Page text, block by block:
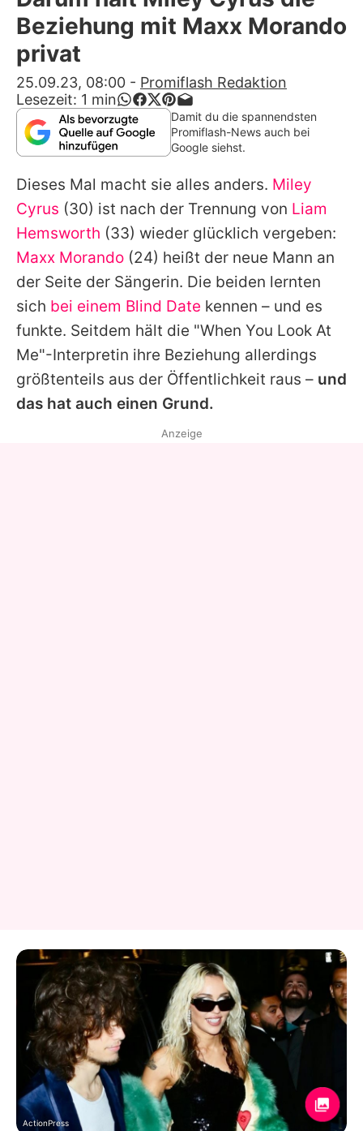
Alle Themen auf Promiflash
App runterladen
Team
Redaktionelle Richtlinien
Impressum
Datenschutzerklärung
Nutzungsbedingungen
Utiq verwalten
Beziehung mit Maxx Morando
privat
25.09.23, 08:00 - Promiflash Redaktion
Lesezeit: 1 min
Damit du die spannendsten
Promiflash-News auch bei
Google siehst.
Dieses Mal macht sie alles anders. Miley
Cyrus (30) ist nach der Trennung von Liam
Hemsworth (33) wieder glücklich vergeben:
Maxx Morando (24) heißt der neue Mann an
der Seite der Sängerin. Die beiden lernten
sich bei einem Blind Date kennen – und es
funkte. Seitdem hält die "When You Look At
Me"-Interpretin ihre Beziehung allerdings
größtenteils aus der Öffentlichkeit raus – und
das hat auch einen Grund.
Anzeige
ActionPress